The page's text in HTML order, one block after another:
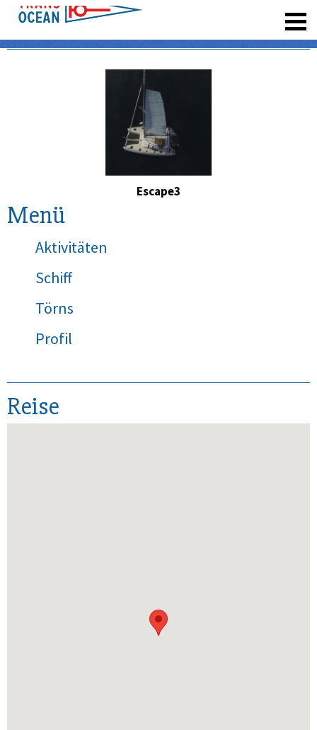
Escape3
Menü
Aktivitäten
Schiff
Törns
Profil
Reise